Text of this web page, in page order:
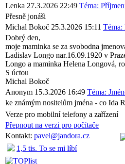
Lenka 27.3.2026 22:49 Téma:
Přesně jonáši
Michal Bokoč 25.3.2026 15:11 Téma:
Dobrý den,
moje maminka se za svobodna
Ladislav Longo nar.16.09.1920 v
Longo a maminka Helena Longová,
S úctou
Michal Bokoč
Anonym 15.3.2026 16:49 Téma:
ke známým nositelům jména - co Ida
Verze pro mobilní telefony a zařízení
Přepnout na verzi pro počítače
Kontakt: pavel@jandora.cz
1,5 tis. To se mi líbí